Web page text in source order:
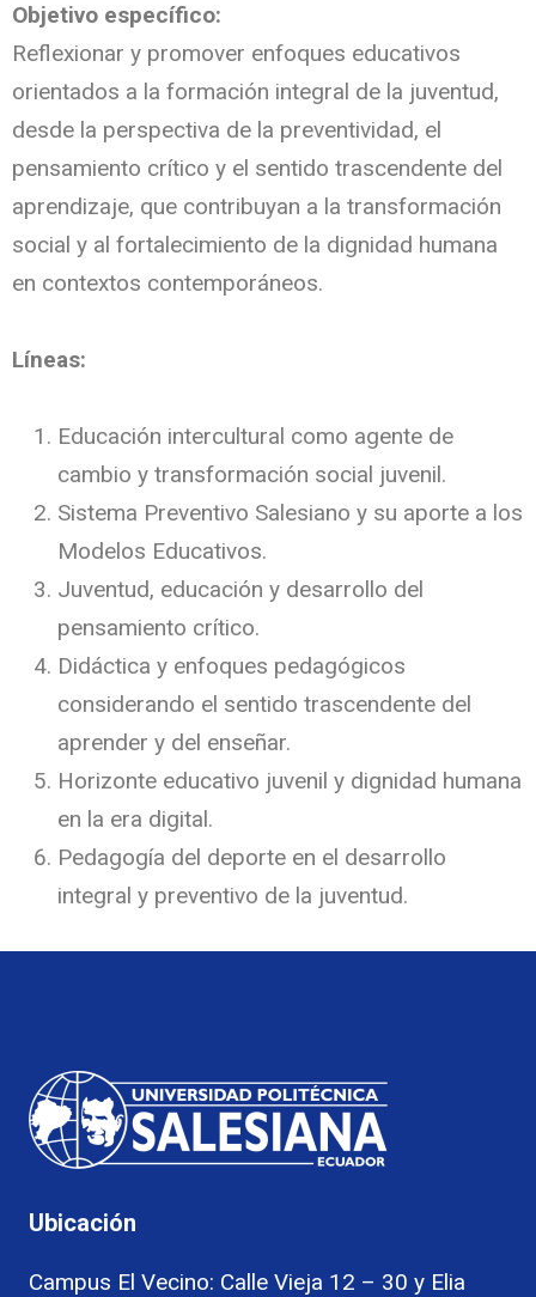
Objetivo específico:
Reflexionar y promover enfoques educativos
orientados a la formación integral de la juventud,
desde la perspectiva de la preventividad, el
pensamiento crítico y el sentido trascendente del
aprendizaje, que contribuyan a la transformación
social y al fortalecimiento de la dignidad humana
en contextos contemporáneos.
Líneas:
Educación intercultural como agente de
cambio y transformación social juvenil.
Sistema Preventivo Salesiano y su aporte a los
Modelos Educativos.
Juventud, educación y desarrollo del
pensamiento crítico.
Didáctica y enfoques pedagógicos
considerando el sentido trascendente del
aprender y del enseñar.
Horizonte educativo juvenil y dignidad humana
en la era digital.
Pedagogía del deporte en el desarrollo
integral y preventivo de la juventud.
Ubicación
Campus El Vecino: Calle Vieja 12 – 30 y Elia